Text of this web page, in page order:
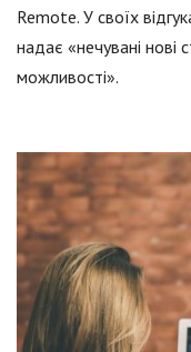
Remote. У своїх
надає «нечувані нові
можливості».